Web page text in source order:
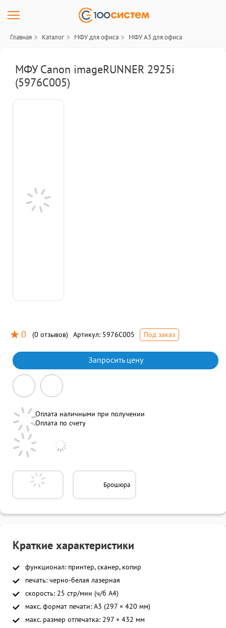
Главная Каталог МФУ для офиса МФУ A3 для офиса
МФУ Canon imageRUNNER 2925i
(5976C005)
0 (0 отзывов) Артикул: 5976C005 Под заказ
Запросить цену
Оплата наличными при получении
Оплата по счету
Брошюра
Краткие характеристики
функционал: принтер, сканер, копир
печать: черно-белая лазерная
скорость: 25 стр/мин (ч/б A4)
макс. формат печати: A3 (297 × 420 мм)
макс. размер отпечатка: 297 × 432 мм